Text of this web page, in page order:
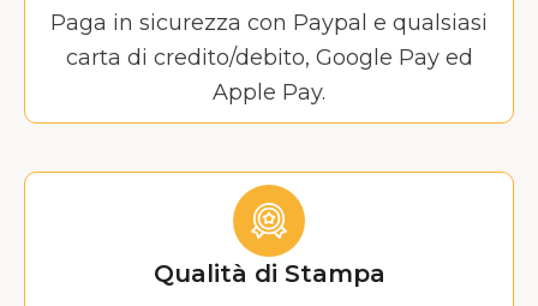
Paga in sicurezza con Paypal e qualsiasi
carta di credito/debito, Google Pay ed
Apple Pay.
Qualità di Stampa